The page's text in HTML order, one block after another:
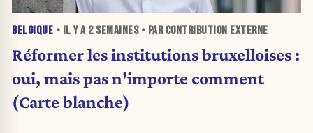
BELGIQUE • IL Y A 2 SEMAINES• PAR CONTRIBUTION EXTERNE
Réformer les institutions bruxelloises :
oui, mais pas n'importe comment
(Carte blanche)